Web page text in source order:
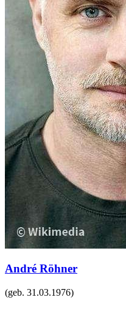
André Röhner
(geb. 31.03.1976)